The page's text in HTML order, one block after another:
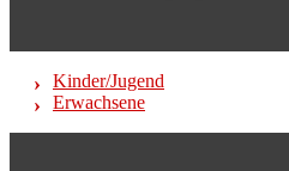
Kinder/Jugend
Erwachsene